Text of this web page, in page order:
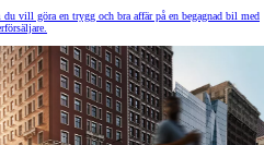
vill göra en trygg och bra affär på en begagnad bil med